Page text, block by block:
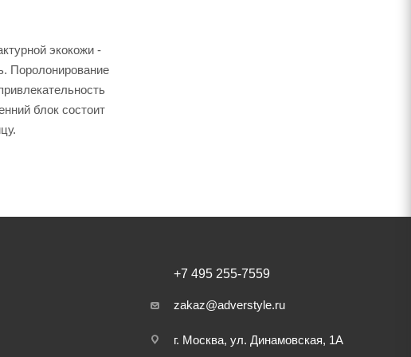
экокожи -
Поролонирование
блок состоит
+7 495 255-7559
zakaz@adverstyle.ru
г. Москва, ул. Динамовская, 1А